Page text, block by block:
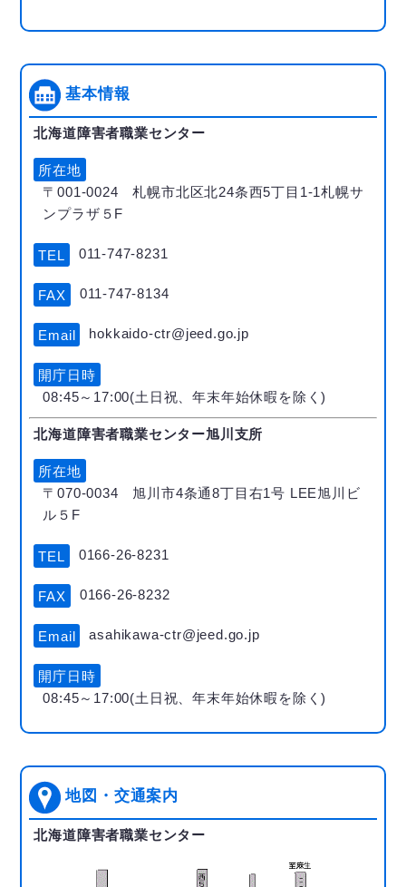
基本情報
北海道障害者職業センター
所在地
〒001-0024 札幌市北区北24条西5丁目1-1札幌サ
ンプラザ５F
TEL 011-747-8231
FAX 011-747-8134
Email hokkaido-ctr@jeed.go.jp
開庁日時
08:45～17:00(土日祝、年末年始休暇を除く)
北海道障害者職業センター旭川支所
所在地
〒070-0034 旭川市4条通8丁目右1号 LEE旭川ビ
ル５F
TEL 0166-26-8231
FAX 0166-26-8232
Email asahikawa-ctr@jeed.go.jp
開庁日時
08:45～17:00(土日祝、年末年始休暇を除く)
地図・交通案内
北海道障害者職業センター